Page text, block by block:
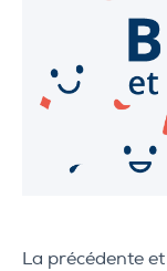
La précédente